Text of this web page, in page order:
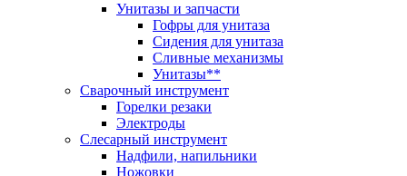
Унитазы и запчасти
Гофры для унитаза
Сидения для унитаза
Сливные механизмы
Унитазы**
Сварочный инструмент
Горелки резаки
Электроды
Слесарный инструмент
Надфили, напильники
Ножовки